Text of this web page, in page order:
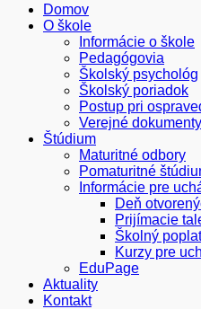
Domov
O škole
Informácie o škole
Pedagógovia
Školský psychológ
Školský poriadok
Postup pri
Verejné dokumenty
Štúdium
Maturitné odbory
Pomaturitné
Informácie pre
Deň
Prijímacie
Školný
Kurzy pre
EduPage
Aktuality
Kontakt